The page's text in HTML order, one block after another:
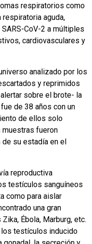
respiratorios como
aguda,
CoV-2 a múltiples
cardiovasculares y
analizado por los
y reprimidos
sobre el brote- la
de 38 años con un
de ellos solo
fueron
su estadía en el
reproductiva
testículos sanguíneos
como para aislar
una gran
Ébola, Marburg, etc.
testículos inducido